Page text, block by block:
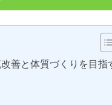
善と体質づくりを目指